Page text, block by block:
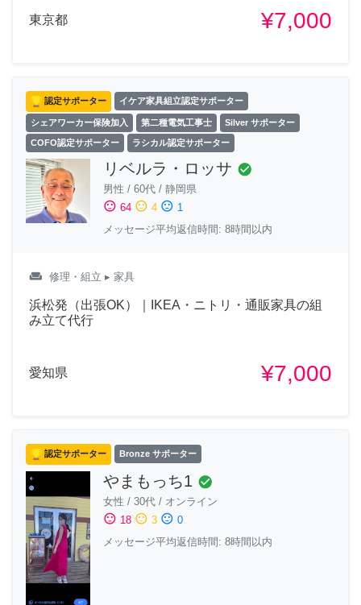
東京都 ¥7,000
認定サポーター イケア家具組立認定サポーター
シェアワーカー保険加入 第二種電気工事士 Silver サポーター
COFO認定サポーター ラシカル認定サポーター
リベルラ・ロッサ check_circle
男性 / 60代 / 静岡県
sentiment_satisfied 64 sentiment_neutral 4 sentiment_dissatisfied 1
メッセージ平均返信時間: 8時間以内
weekend 修理・組立 ▸ 家具
浜松発（出張OK）｜IKEA・ニトリ・通販家具の組
み立て代行
愛知県 ¥7,000
認定サポーター Bronze サポーター
やまもっち1 check_circle
女性 / 30代 / オンライン
sentiment_satisfied 18 sentiment_neutral 3 sentiment_dissatisfied 0
メッセージ平均返信時間: 8時間以内